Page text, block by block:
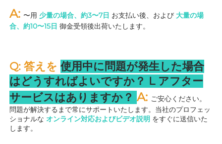
A: 〜用 少量の場合、約3〜7日 お支払い後、および 大量の場
合、約10〜15日 御金受領後出荷いたします。
Q: 答えを 使用中に問題が発生した場合
はどうすればよいですか？ L アフター
サービスはありますか？ A: ご安心ください。
問題が解決するまで常にサポートいたします。当社のプロフェッ
ショナルな オンライン対応およびビデオ説明 をすぐに送信いた
します。